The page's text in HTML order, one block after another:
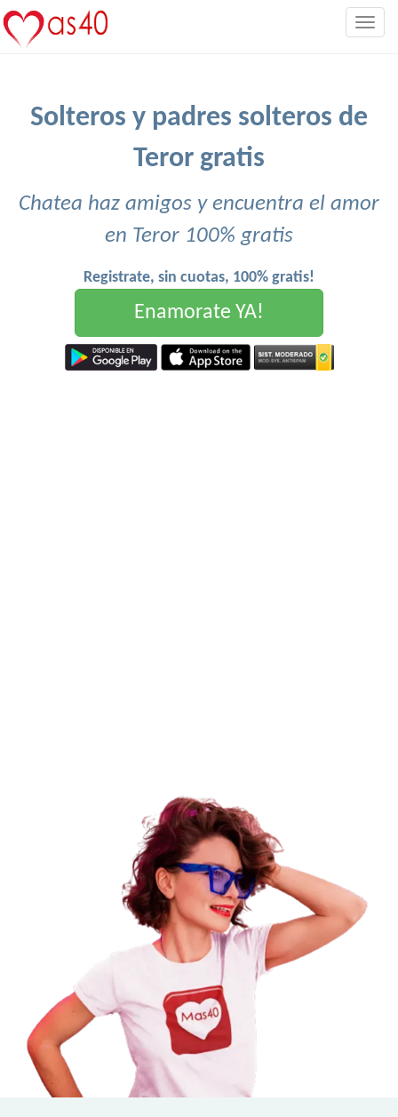
Solteros y padres solteros de
Teror gratis
Chatea haz amigos y encuentra el amor
en Teror 100% gratis
Registrate, sin cuotas, 100% gratis!
Enamorate YA!